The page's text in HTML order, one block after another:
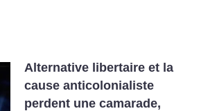
Alternative libertaire et la
cause anticolonialiste
perdent une camarade,